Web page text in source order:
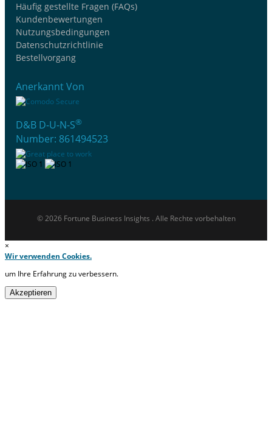
Häufig gestellte Fragen (FAQs)
Kundenbewertungen
Nutzungsbedingungen
Datenschutzrichtlinie
Bestellvorgang
Anerkannt Von
D&B D-U-N-S®
Number: 861494523
© 2026 Fortune Business Insights . Alle Rechte vorbehalten
×
Wir verwenden Cookies.
um Ihre Erfahrung zu verbessern.
Akzeptieren